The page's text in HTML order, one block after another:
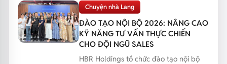
bạn phản hồi...
Chuyện nhà Lang
ĐÀO TẠO NỘI BỘ 2026: NÂNG CAO
KỸ NĂNG TƯ VẤN THỰC CHIẾN
CHO ĐỘI NGŨ SALES
HBR Holdings tổ chức đào tạo nội bộ